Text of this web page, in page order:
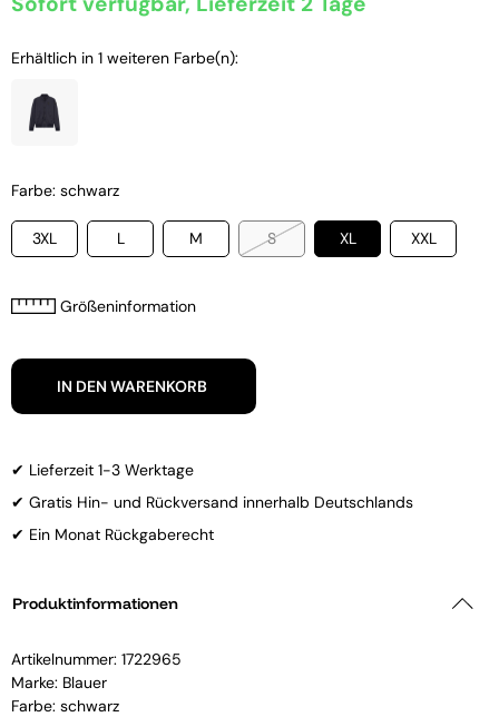
Erhältlich in 1 weiteren Farbe(n):
Farbe: schwarz
3XL L M S XL XXL
Größeninformation
IN DEN WARENKORB
✔ Lieferzeit 1-3 Werktage
✔ Gratis Hin- und Rückversand innerhalb Deutschlands
✔ Ein Monat Rückgaberecht
Produktinformationen
Artikelnummer: 1722965
Marke: Blauer
Farbe: schwarz